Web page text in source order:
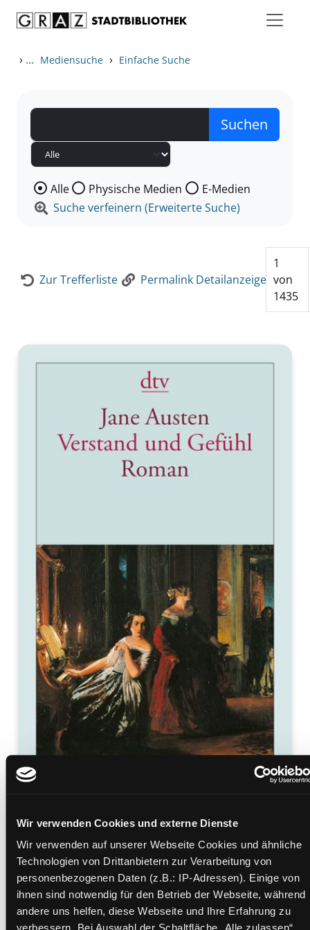
Wir verwenden Cookies und externe Dienste
Wir verwenden auf unserer Webseite Cookies und ähnliche
Technologien von Drittanbietern zur Verarbeitung von
personenbezogenen Daten (z.B.: IP-Adressen). Einige von
ihnen sind notwendig für den Betrieb der Webseite, während
andere uns helfen, diese Webseite und Ihre Erfahrung zu
› ... Mediensuche › Einfache Suche
Wählen Sie die Medienart nach der Sie suchen wollen.
Alle Physische Medien
E-Medien
Suche verfeinern (Erweiterte Suche)
Zur Trefferliste Permalink Detailanzeige
1
von
1435
Verstand und Gefühl
Roman
Mediengruppe: eBook
Verfasser:Suche nach diesem Verfasser
Austen, Jane
Vorbestellbar:JaNein
Voraussichtlich entliehen bis: